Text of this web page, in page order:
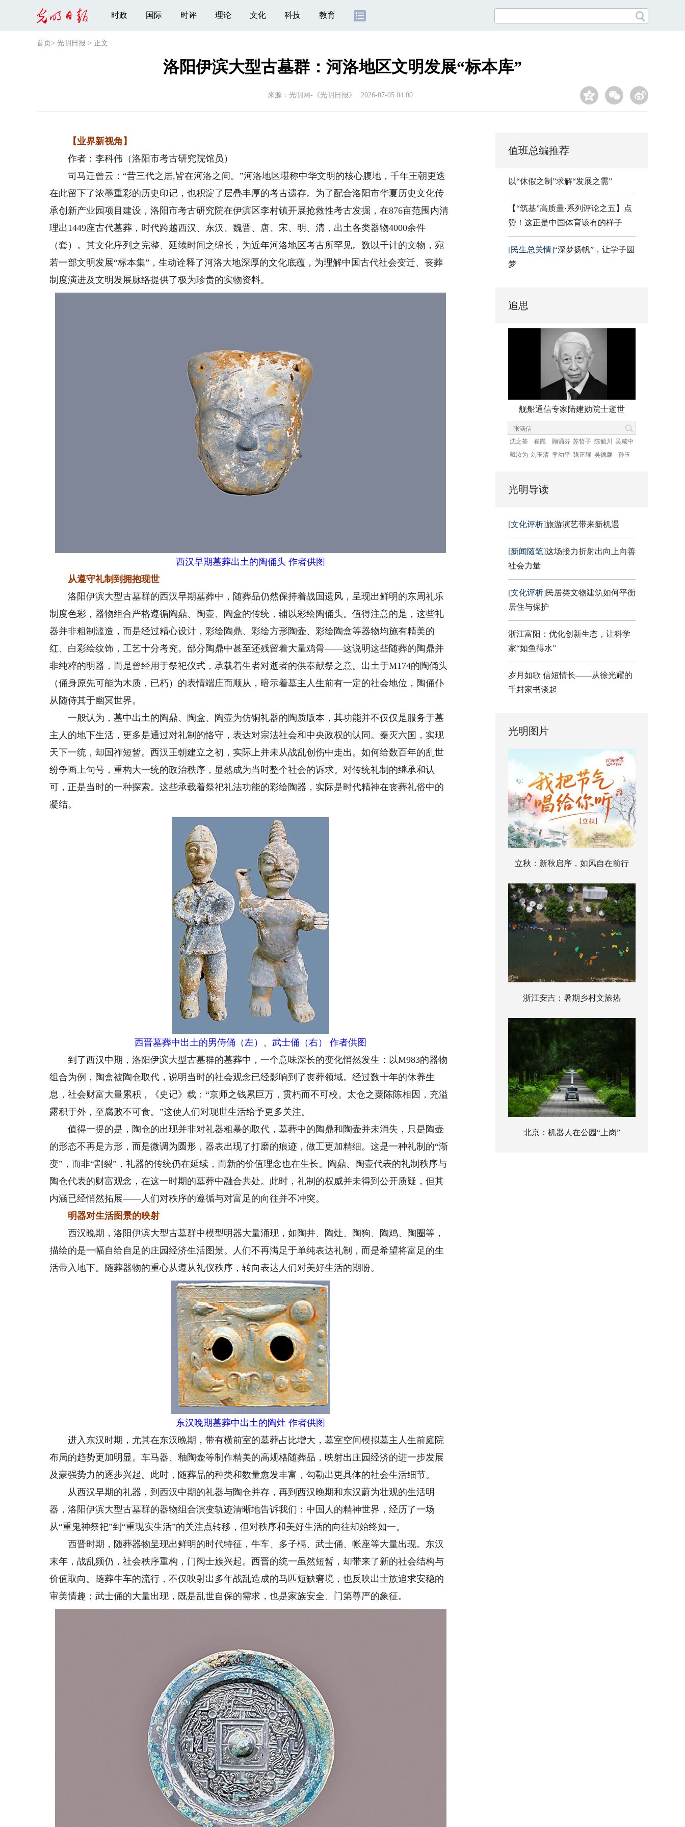
时政 国际 时评 理论 文化 科技 教育
首页 > 光明日报 > 正文
洛阳伊滨大型古墓群：河洛地区文明发展“标本库”
来源： 光明网-《光明日报》 2026-07-05 04:00
【业界新视角】
作者：李科伟（洛阳市考古研究院馆员）
司马迁曾云：“昔三代之居,皆在河洛之间。”河洛地区堪称中华文明的核心腹地，千年王朝更迭
在此留下了浓墨重彩的历史印记，也积淀了层叠丰厚的考古遗存。为了配合洛阳市华夏历史文化传
承创新产业园项目建设，洛阳市考古研究院在伊滨区李村镇开展抢救性考古发掘，在876亩范围内清
理出1449座古代墓葬，时代跨越西汉、东汉、魏晋、唐、宋、明、清，出土各类器物4000余件
（套）。其文化序列之完整、延续时间之绵长，为近年河洛地区考古所罕见。数以千计的文物，宛
若一部文明发展“标本集”，生动诠释了河洛大地深厚的文化底蕴，为理解中国古代社会变迁、丧葬
制度演进及文明发展脉络提供了极为珍贵的实物资料。
西汉早期墓葬出土的陶俑头 作者供图
从遵守礼制到拥抱现世
洛阳伊滨大型古墓群的西汉早期墓葬中，随葬品仍然保持着战国遗风，呈现出鲜明的东周礼乐
制度色彩，器物组合严格遵循陶鼎、陶壶、陶盒的传统，辅以彩绘陶俑头。值得注意的是，这些礼
器并非粗制滥造，而是经过精心设计，彩绘陶鼎、彩绘方形陶壶、彩绘陶盒等器物均施有精美的
红、白彩绘纹饰，工艺十分考究。部分陶鼎中甚至还残留着大量鸡骨——这说明这些随葬的陶鼎并
非纯粹的明器，而是曾经用于祭祀仪式，承载着生者对逝者的供奉献祭之意。出土于M174的陶俑头
（俑身原先可能为木质，已朽）的表情端庄而顺从，暗示着墓主人生前有一定的社会地位，陶俑仆
从随侍其于幽冥世界。
一般认为，墓中出土的陶鼎、陶盒、陶壶为仿铜礼器的陶质版本，其功能并不仅仅是服务于墓
主人的地下生活，更多是通过对礼制的恪守，表达对宗法社会和中央政权的认同。秦灭六国，实现
天下一统，却国祚短暂。西汉王朝建立之初，实际上并未从战乱创伤中走出。如何给数百年的乱世
纷争画上句号，重构大一统的政治秩序，显然成为当时整个社会的诉求。对传统礼制的继承和认
可，正是当时的一种探索。这些承载着祭祀礼法功能的彩绘陶器，实际是时代精神在丧葬礼俗中的
凝结。
西晋墓葬中出土的男侍俑（左）、武士俑（右） 作者供图
到了西汉中期，洛阳伊滨大型古墓群的墓葬中，一个意味深长的变化悄然发生：以M983的器物
组合为例，陶盒被陶仓取代，说明当时的社会观念已经影响到了丧葬领域。经过数十年的休养生
息，社会财富大量累积，《史记》载：“京师之钱累巨万，贯朽而不可校。太仓之粟陈陈相因，充溢
露积于外，至腐败不可食。”这使人们对现世生活给予更多关注。
值得一提的是，陶仓的出现并非对礼器粗暴的取代，墓葬中的陶鼎和陶壶并未消失，只是陶壶
的形态不再是方形，而是微调为圆形，器表出现了打磨的痕迹，做工更加精细。这是一种礼制的“渐
变”，而非“割裂”，礼器的传统仍在延续，而新的价值理念也在生长。陶鼎、陶壶代表的礼制秩序与
陶仓代表的财富观念，在这一时期的墓葬中融合共处。此时，礼制的权威并未得到公开质疑，但其
内涵已经悄然拓展——人们对秩序的遵循与对富足的向往并不冲突。
明器对生活图景的映射
西汉晚期，洛阳伊滨大型古墓群中模型明器大量涌现，如陶井、陶灶、陶狗、陶鸡、陶圈等，
描绘的是一幅自给自足的庄园经济生活图景。人们不再满足于单纯表达礼制，而是希望将富足的生
活带入地下。随葬器物的重心从遵从礼仪秩序，转向表达人们对美好生活的期盼。
东汉晚期墓葬中出土的陶灶 作者供图
进入东汉时期，尤其在东汉晚期，带有横前室的墓葬占比增大，墓室空间模拟墓主人生前庭院
布局的趋势更加明显。车马器、釉陶壶等制作精美的高规格随葬品，映射出庄园经济的进一步发展
及豪强势力的逐步兴起。此时，随葬品的种类和数量愈发丰富，勾勒出更具体的社会生活细节。
从西汉早期的礼器，到西汉中期的礼器与陶仓并存，再到西汉晚期和东汉蔚为壮观的生活明
器，洛阳伊滨大型古墓群的器物组合演变轨迹清晰地告诉我们：中国人的精神世界，经历了一场
从“重鬼神祭祀”到“重现实生活”的关注点转移，但对秩序和美好生活的向往却始终如一。
西晋时期，随葬器物呈现出鲜明的时代特征，牛车、多子槅、武士俑、帐座等大量出现。东汉
末年，战乱频仍，社会秩序重构，门阀士族兴起。西晋的统一虽然短暂，却带来了新的社会结构与
价值取向。随葬牛车的流行，不仅映射出多年战乱造成的马匹短缺窘境，也反映出士族追求安稳的
审美情趣；武士俑的大量出现，既是乱世自保的需求，也是家族安全、门第尊严的象征。
值班总编推荐
以“休假之制”求解“发展之需”
【“筑基”高质量·系列评论之五】点
赞！这正是中国体育该有的样子
[民生总关情]“深梦扬帆”，让学子圆
梦
追思
舰船通信专家陆建勋院士逝世
沈之荃 崔崑 顾诵芬 苏哲子 陈毓川
吴咸中
戴汝为 刘玉清 李幼平 魏正耀 吴德馨 孙玉
光明导读
[文化评析]旅游演艺带来新机遇
[新闻随笔]这场接力折射出向上向善
社会力量
[文化评析]民居类文物建筑如何平衡
居住与保护
浙江富阳：优化创新生态，让科学
家“如鱼得水”
岁月如歌 信短情长——从徐光耀的
千封家书谈起
光明图片
立秋：新秋启序，如风自在前行
浙江安吉：暑期乡村文旅热
北京：机器人在公园“上岗”